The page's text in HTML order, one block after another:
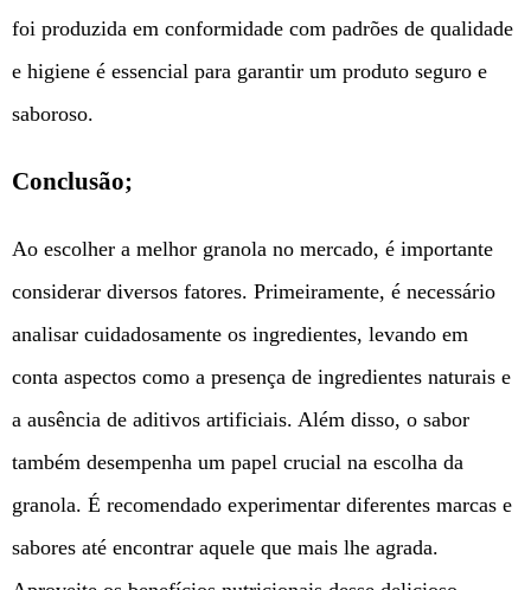
foi produzida em conformidade com padrões de qualidade
e higiene é essencial para garantir um produto seguro e
saboroso.
Conclusão;
Ao escolher a melhor granola no mercado, é importante
considerar diversos fatores. Primeiramente, é necessário
analisar cuidadosamente os ingredientes, levando em
conta aspectos como a presença de ingredientes naturais e
a ausência de aditivos artificiais. Além disso, o sabor
também desempenha um papel crucial na escolha da
granola. É recomendado experimentar diferentes marcas e
sabores até encontrar aquele que mais lhe agrada.